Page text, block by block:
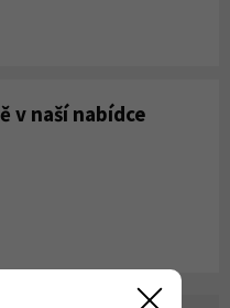
v naší nabídce